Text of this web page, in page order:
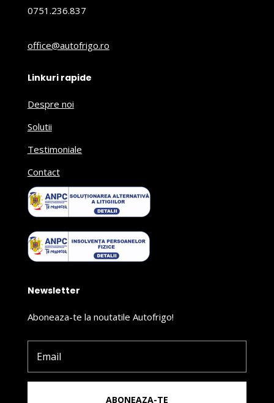
0751.236.837
office@autofrigo.ro
Linkuri rapide
Despre noi
Solutii
Testimoniale
Contact
Newsletter
Aboneaza-te la noutatile Autofrigo!
ABONEAZA-TE